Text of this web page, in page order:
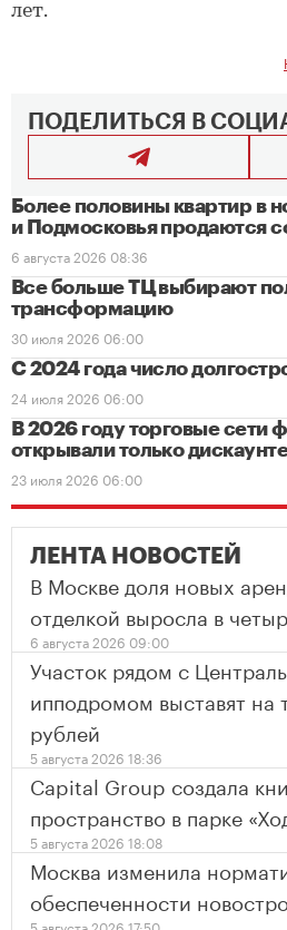
лет.
ПОДЕЛИТЬСЯ В
Более половины квартир в
и Подмосковья продаются
6 августа 2026 08:36
Все больше ТЦ выбирают
трансформацию
30 июля 2026 06:00
С 2024 года число
24 июля 2026 06:00
В 2026 году торговые сети
открывали только
23 июля 2026 06:00
ЛЕНТА НОВОСТЕЙ
В Москве доля новых
отделкой выросла в
6 августа 2026 09:00
Участок рядом с
ипподромом выставят на
рублей
5 августа 2026 18:36
Capital Group создала
пространство в парке
5 августа 2026 18:08
Москва изменила
обеспеченности